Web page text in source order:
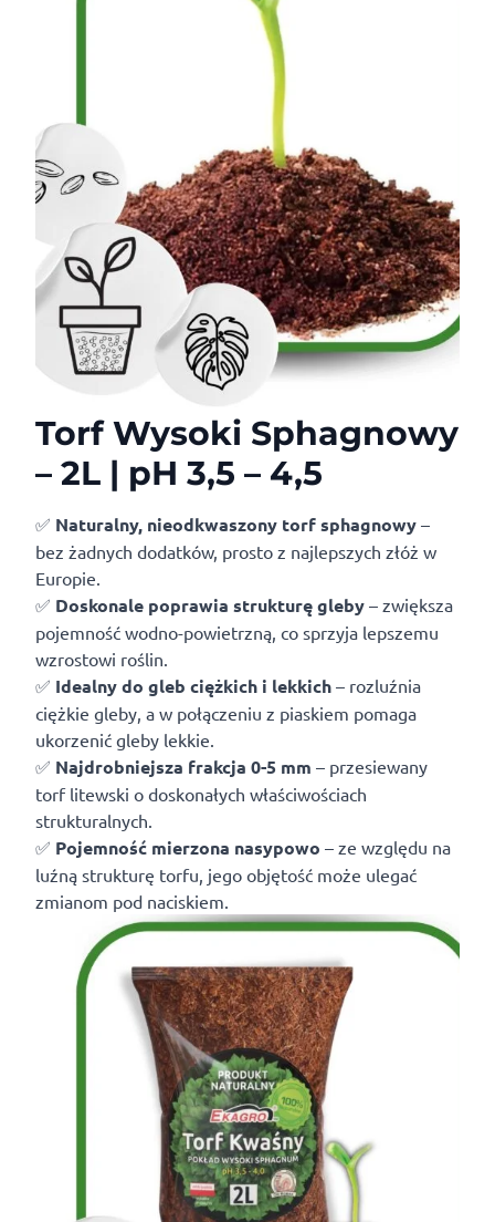
Torf Wysoki Sphagnowy
– 2L | pH 3,5 – 4,5
✅ Naturalny, nieodkwaszony torf sphagnowy –
bez żadnych dodatków, prosto z najlepszych złóż w
Europie.
✅ Doskonale poprawia strukturę gleby – zwiększa
pojemność wodno-powietrzną, co sprzyja lepszemu
wzrostowi roślin.
✅ Idealny do gleb ciężkich i lekkich – rozluźnia
ciężkie gleby, a w połączeniu z piaskiem pomaga
ukorzenić gleby lekkie.
✅ Najdrobniejsza frakcja 0-5 mm – przesiewany
torf litewski o doskonałych właściwościach
strukturalnych.
✅ Pojemność mierzona nasypowo – ze względu na
luźną strukturę torfu, jego objętość może ulegać
zmianom pod naciskiem.